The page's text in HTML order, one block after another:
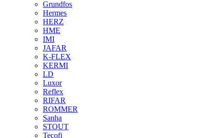
Grundfos
Hermes
HERZ
HME
IMI
JAFAR
K-FLEX
KERMI
LD
Luxor
Reflex
RIFAR
ROMMER
Sanha
STOUT
Tecofi